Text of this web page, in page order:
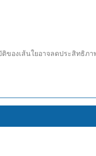
ของเส้นใยอาจลดประสิทธิภา